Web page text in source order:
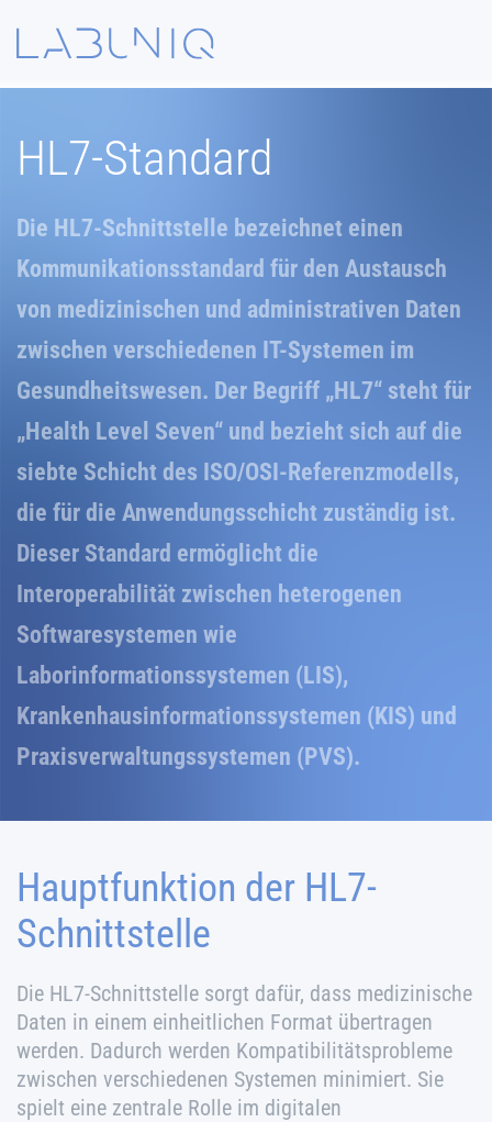
Zum Hauptinhalt springen
HL7-Standard
Die HL7-Schnittstelle bezeichnet einen
Kommunikationsstandard für den Austausch
von medizinischen und administrativen Daten
zwischen verschiedenen IT-Systemen im
Gesundheitswesen. Der Begriff „HL7“ steht für
„Health Level Seven“ und bezieht sich auf die
siebte Schicht des ISO/OSI-Referenzmodells,
die für die Anwendungsschicht zuständig ist.
Dieser Standard ermöglicht die
Interoperabilität zwischen heterogenen
Softwaresystemen wie
Laborinformationssystemen (LIS),
Krankenhausinformationssystemen (KIS) und
Praxisverwaltungssystemen (PVS).
Hauptfunktion der HL7-
Schnittstelle
Die HL7-Schnittstelle sorgt dafür, dass medizinische
Daten in einem einheitlichen Format übertragen
werden. Dadurch werden Kompatibilitätsprobleme
zwischen verschiedenen Systemen minimiert. Sie
spielt eine zentrale Rolle im digitalen